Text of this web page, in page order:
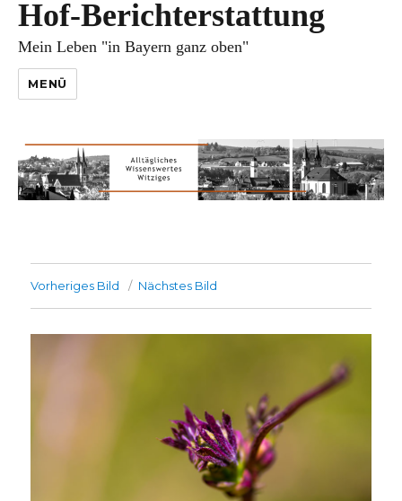
Hof-Berichterstattung
Mein Leben "in Bayern ganz oben"
MENÜ
Vorheriges Bild Nächstes Bild